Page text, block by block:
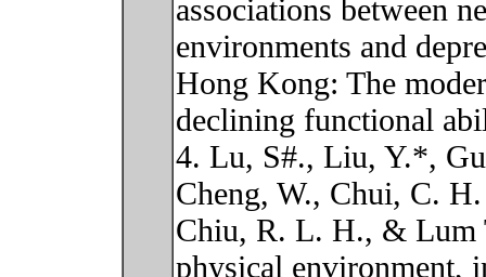
associations between
environments and
Hong Kong: The
declining functional
4. Lu, S#., Liu, Y.*,
Cheng, W., Chui, C.
Chiu, R. L. H., & Lum
physical environment,